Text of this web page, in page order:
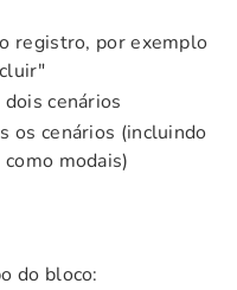
registro, por exemplo
cenários
os cenários (incluindo
modais)
do bloco: